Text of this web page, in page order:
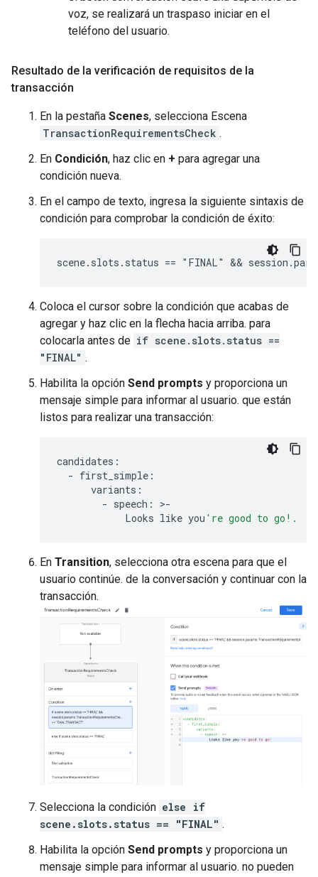
voz, se realizará un traspaso iniciar en el
teléfono del usuario.
Resultado de la verificación de requisitos de la
transacción
En la pestaña Scenes, selecciona Escena
TransactionRequirementsCheck .
En Condición, haz clic en + para agregar una
condición nueva.
En el campo de texto, ingresa la siguiente sintaxis de
condición para comprobar la condición de éxito:
Coloca el cursor sobre la condición que acabas de
agregar y haz clic en la flecha hacia arriba. para
colocarla antes de if scene.slots.status ==
"FINAL" .
Habilita la opción Send prompts y proporciona un
mensaje simple para informar al usuario. que están
listos para realizar una transacción:
candidates :
- first_simple :
variants :
- speech : >-
Looks like you 're good to go!.
En Transition, selecciona otra escena para que el
usuario continúe. de la conversación y continuar con la
transacción.
Selecciona la condición else if
scene.slots.status == "FINAL" .
Habilita la opción Send prompts y proporciona un
mensaje simple para informar al usuario. no pueden